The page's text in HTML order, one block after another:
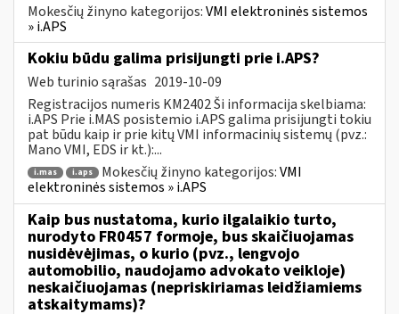
Mokesčių žinyno kategorijos:VMI elektroninės sistemos
» i.APS
Kokiu būdu galima prisijungti prie i.APS?
Web turinio sąrašas 2019-10-09
Registracijos numeris KM2402 Ši informacija skelbiama:
i.APS Prie i.MAS posistemio i.APS galima prisijungti tokiu
pat būdu kaip ir prie kitų VMI informacinių sistemų (pvz.:
Mano VMI, EDS ir kt.):...
i.mas i.aps Mokesčių žinyno kategorijos:VMI
elektroninės sistemos » i.APS
Kaip bus nustatoma, kurio ilgalaikio turto,
nurodyto FR0457 formoje, bus skaičiuojamas
nusidėvėjimas, o kurio (pvz., lengvojo
automobilio, naudojamo advokato veikloje)
neskaičiuojamas (nepriskiriamas leidžiamiems
atskaitymams)?